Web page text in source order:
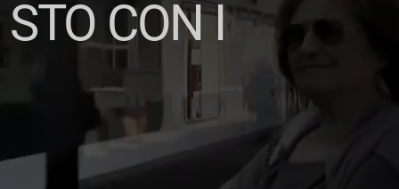
STO CON I